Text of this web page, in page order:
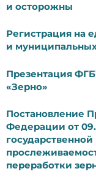
и осторожны
Регистрация на
и
Презентация
«Зерно»
Постановление
Федерации от
переработки